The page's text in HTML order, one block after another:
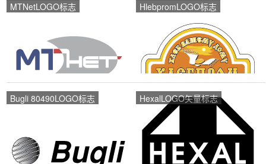
MTNetLOGO标志 HlebpromLOGO标志
Bugli 80490LOGO标志 HexalLOGO矢量标志